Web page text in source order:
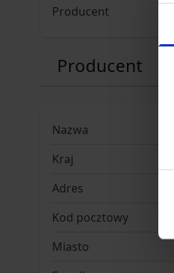
Producent
Producent
Nazwa
Kraj
Adres
Kod pocztowy
Miasto